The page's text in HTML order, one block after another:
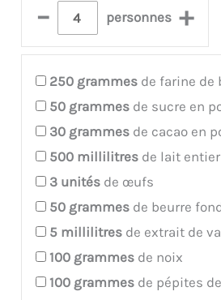
– personnes +
250 grammes de farine de
50 grammes de sucre en
30 grammes de cacao en
500 millilitres de lait entier
3 unités de œufs
50 grammes de beurre
5 millilitres de extrait de
100 grammes de noix
100 grammes de pépites